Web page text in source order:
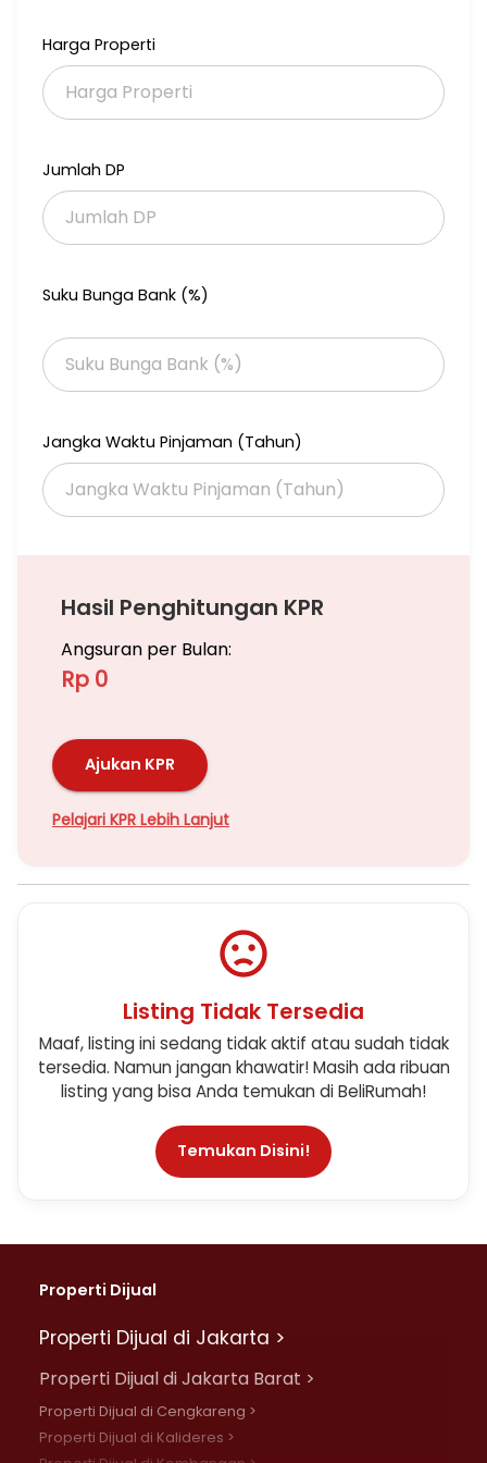
Ac 3 Daikin
Pemanas heater
Kitchen set
Microwave
Lantai Tengah
View
Kolam Renang
3500 watt
Sarana & Prasarana
Fitness
Gathering Room
Tempat BBQ
Parking lot
Harga Rp 1.750.000.000
minat segera hubungi :
Glodia
0818717991
Harga Properti
Jumlah DP
Suku Bunga Bank (%)
Jangka Waktu Pinjaman (Tahun)
Hasil Penghitungan KPR
Angsuran per Bulan:
Rp 0
Ajukan KPR
Pelajari KPR Lebih Lanjut
Listing Tidak Tersedia
Maaf, listing ini sedang tidak aktif atau sudah tidak
tersedia. Namun jangan khawatir! Masih ada ribuan
listing yang bisa Anda temukan di BeliRumah!
Temukan Disini!
Properti Dijual
Properti Dijual di Jakarta >
Properti Dijual di Jakarta Barat >
Properti Dijual di Cengkareng >
Properti Dijual di Kalideres >